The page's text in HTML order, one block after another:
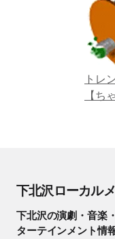
トレ
【ち
下北沢ローカル
下北沢の演劇・音楽
ターテインメント情